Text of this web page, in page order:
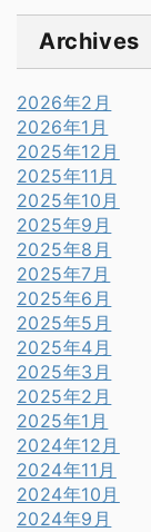
Archives
2026年2月
2026年1月
2025年12月
2025年11月
2025年10月
2025年9月
2025年8月
2025年7月
2025年6月
2025年5月
2025年4月
2025年3月
2025年2月
2025年1月
2024年12月
2024年11月
2024年10月
2024年9月